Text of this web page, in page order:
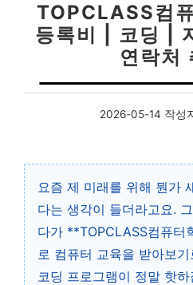
TOPCLASS컴
등록비 | 코딩 |
연락처
2026-05-14 작성
요즘 제 미래를 위해 뭔가
다는 생각이 들더라고요.
다가 **TOPCLASS컴퓨터
로 컴퓨터 교육을 받아보
코딩 프로그램이 정말 핫